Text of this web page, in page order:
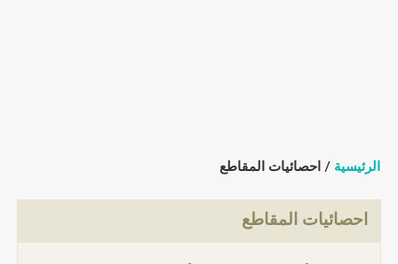
الرئيسية / احصائيات المقاطع
احصائيات المقاطع